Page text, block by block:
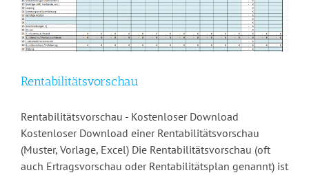
Rentabilitätsvorschau
Rentabilitätsvorschau - Kostenloser Download
Kostenloser Download einer Rentabilitätsvorschau
(Muster, Vorlage, Excel) Die Rentabilitätsvorschau (oft
auch Ertragsvorschau oder Rentabilitätsplan genannt) ist